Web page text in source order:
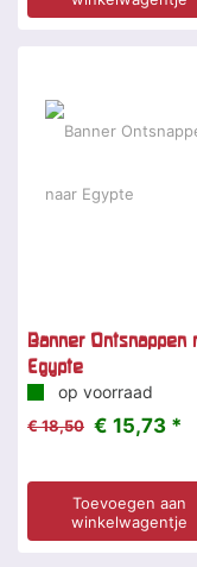
Banner Ontsnappen
Egypte
op voorraad
€ 18,50 € 15,73 *
Toevoegen aan
winkelwagentje